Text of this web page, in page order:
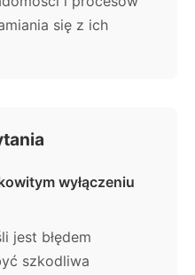
się z ich
wyłączeniu
jest błędem
szkodliwa